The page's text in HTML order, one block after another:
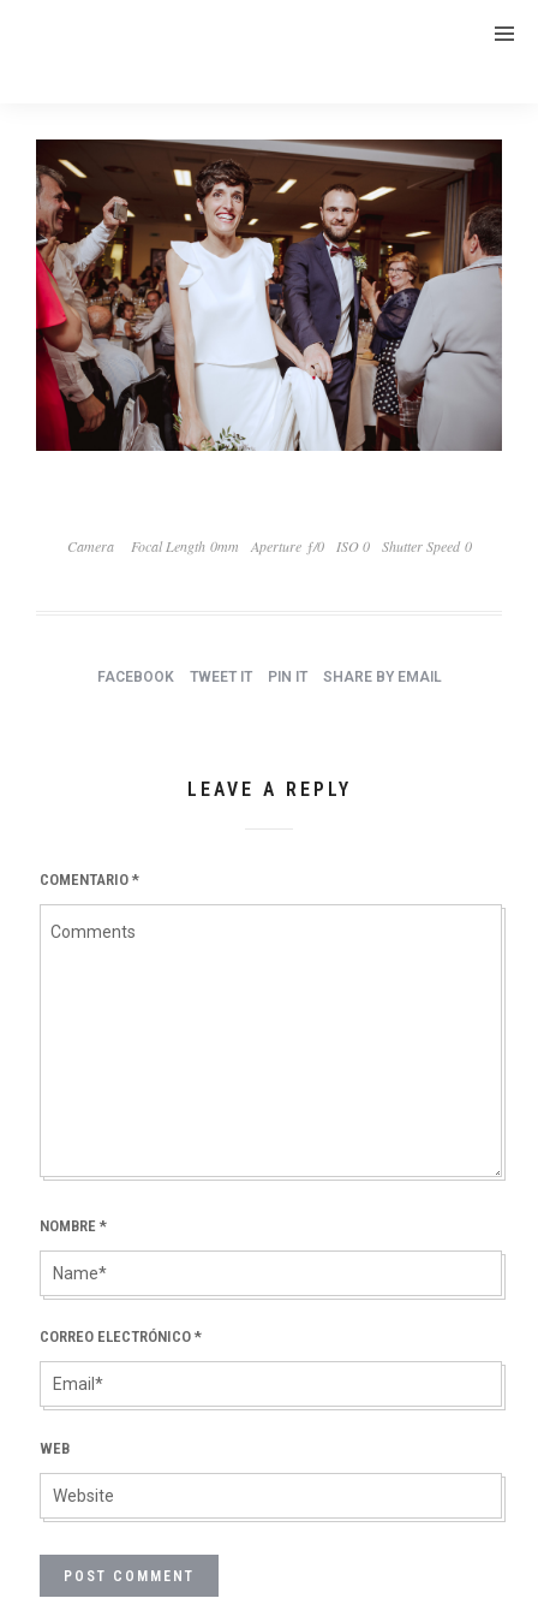
Camera Focal Length 0mm Aperture ƒ/0 ISO 0 Shutter Speed 0
FACEBOOK TWEET IT PIN IT SHARE BY EMAIL
LEAVE A REPLY
COMENTARIO *
NOMBRE *
CORREO ELECTRÓNICO *
WEB